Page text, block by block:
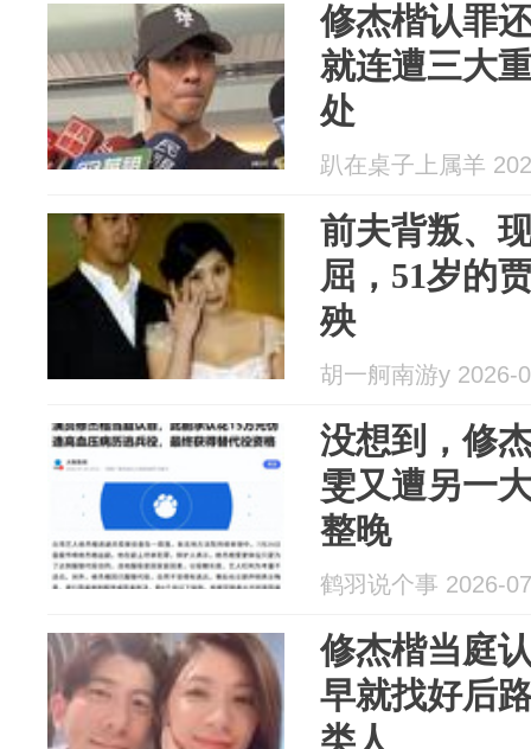
修杰楷认罪
就连遭三大
处
趴在桌子上属羊
前夫背叛、
屈，51岁的
殃
胡一舸南游y 2026-
没想到，修
雯又遭另一
整晚
鹤羽说个事 2026-
修杰楷当庭
早就找好后
类人